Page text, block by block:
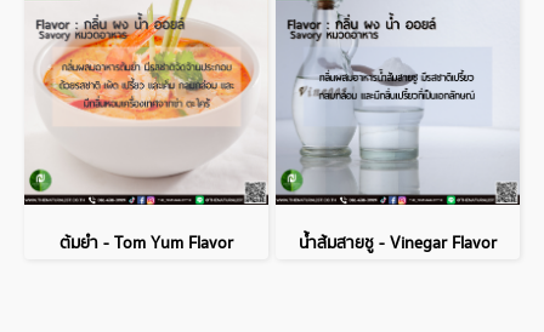
ต้มยำ - Tom Yum Flavor น้ำส้มสายชู - Vinegar Flavor